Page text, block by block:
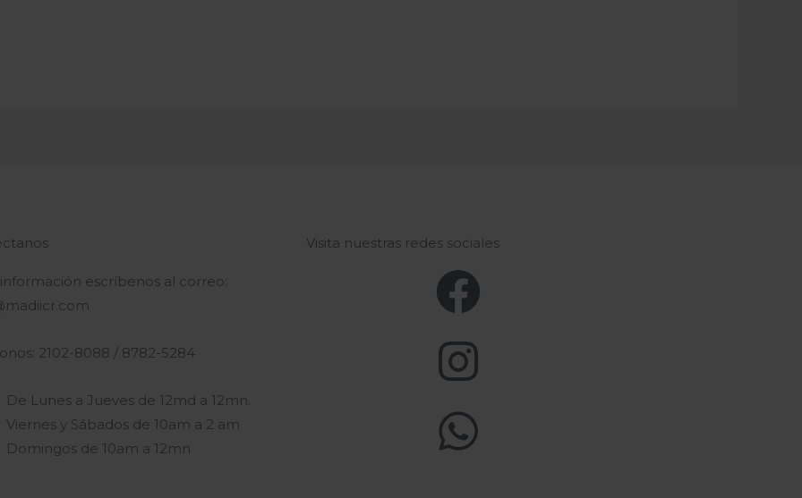
información escríbenos al correo:
2102-8088 / 8782-5284
De Lunes a Jueves de 12md a 12mn.
Viernes y Sábados de 10am a 2 am
Domingos de 10am a 12mn
Visita nuestras redes sociales